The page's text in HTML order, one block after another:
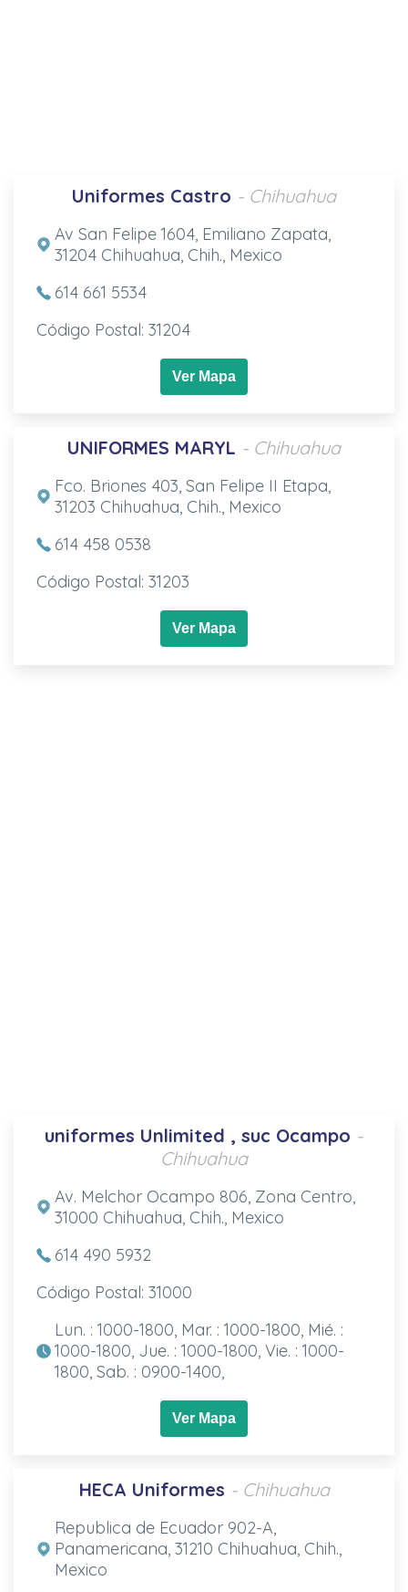
Uniformes Castro - Chihuahua
Av San Felipe 1604, Emiliano Zapata,
31204 Chihuahua, Chih., Mexico
614 661 5534
Código Postal: 31204
Ver Mapa
UNIFORMES MARYL - Chihuahua
Fco. Briones 403, San Felipe II Etapa,
31203 Chihuahua, Chih., Mexico
614 458 0538
Código Postal: 31203
Ver Mapa
uniformes Unlimited , suc Ocampo -
Chihuahua
Av. Melchor Ocampo 806, Zona Centro,
31000 Chihuahua, Chih., Mexico
614 490 5932
Código Postal: 31000
Lun. : 1000-1800, Mar. : 1000-1800, Mié. :
1000-1800, Jue. : 1000-1800, Vie. : 1000-
1800, Sab. : 0900-1400,
Ver Mapa
HECA Uniformes - Chihuahua
Republica de Ecuador 902-A,
Panamericana, 31210 Chihuahua, Chih.,
Mexico